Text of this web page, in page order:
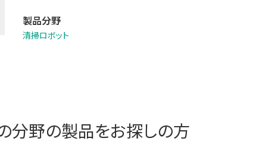
製品分野
清掃ロボット
分野の製品をお探しの方